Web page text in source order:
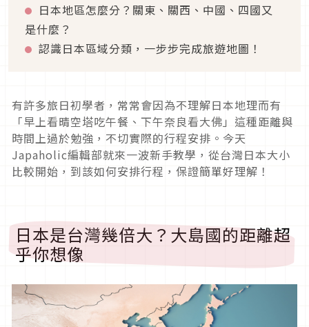
日本地區怎麼分？關東、關西、中國、四國又
是什麼？
認識日本區域分類，一步步完成旅遊地圖！
有許多旅日初學者，常常會因為不理解日本地理而有
「早上看晴空塔吃午餐、下午奈良看大佛」這種距離與
時間上過於勉強，不切實際的行程安排。今天
Japaholic編輯部就來一波新手教學，從台灣日本大小
比較開始，到該如何安排行程，保證簡單好理解！
日本是台灣幾倍大？大島國的距離超
乎你想像